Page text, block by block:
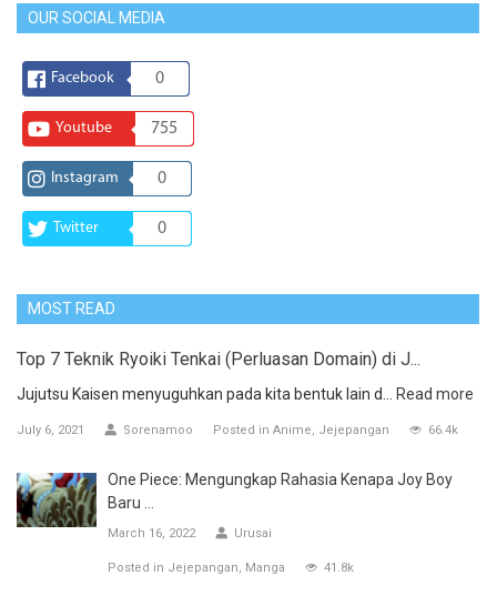
OUR SOCIAL MEDIA
Facebook 0
Youtube 755
Instagram 0
Twitter 0
MOST READ
Top 7 Teknik Ryoiki Tenkai (Perluasan Domain) di J...
Jujutsu Kaisen menyuguhkan pada kita bentuk lain d... Read more
July 6, 2021 Sorenamoo Posted in Anime Jejepangan 66.4k
One Piece: Mengungkap Rahasia Kenapa Joy Boy
Baru ...
March 16, 2022 Urusai
Posted in Jejepangan Manga 41.8k